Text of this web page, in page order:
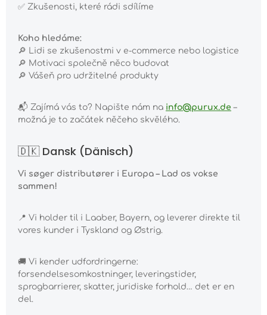
✅ Zkušenosti, které rádi sdílíme
Koho hledáme:
🔎 Lidi se zkušenostmi v e-commerce nebo logistice
🔎 Motivaci společně něco budovat
🔎 Vášeň pro udržitelné produkty
📬 Zajímá vás to? Napište nám na info@purux.de –
možná je to začátek něčeho skvělého.
🇩🇰 Dansk (Dänisch)
Vi søger distributører i Europa – Lad os vokse
sammen!
📍 Vi holder til i Laaber, Bayern, og leverer direkte til
vores kunder i Tyskland og Østrig.
🚚 Vi kender udfordringerne:
forsendelsesomkostninger, leveringstider,
sprogbarrierer, skatter, juridiske forhold… det er en
del.